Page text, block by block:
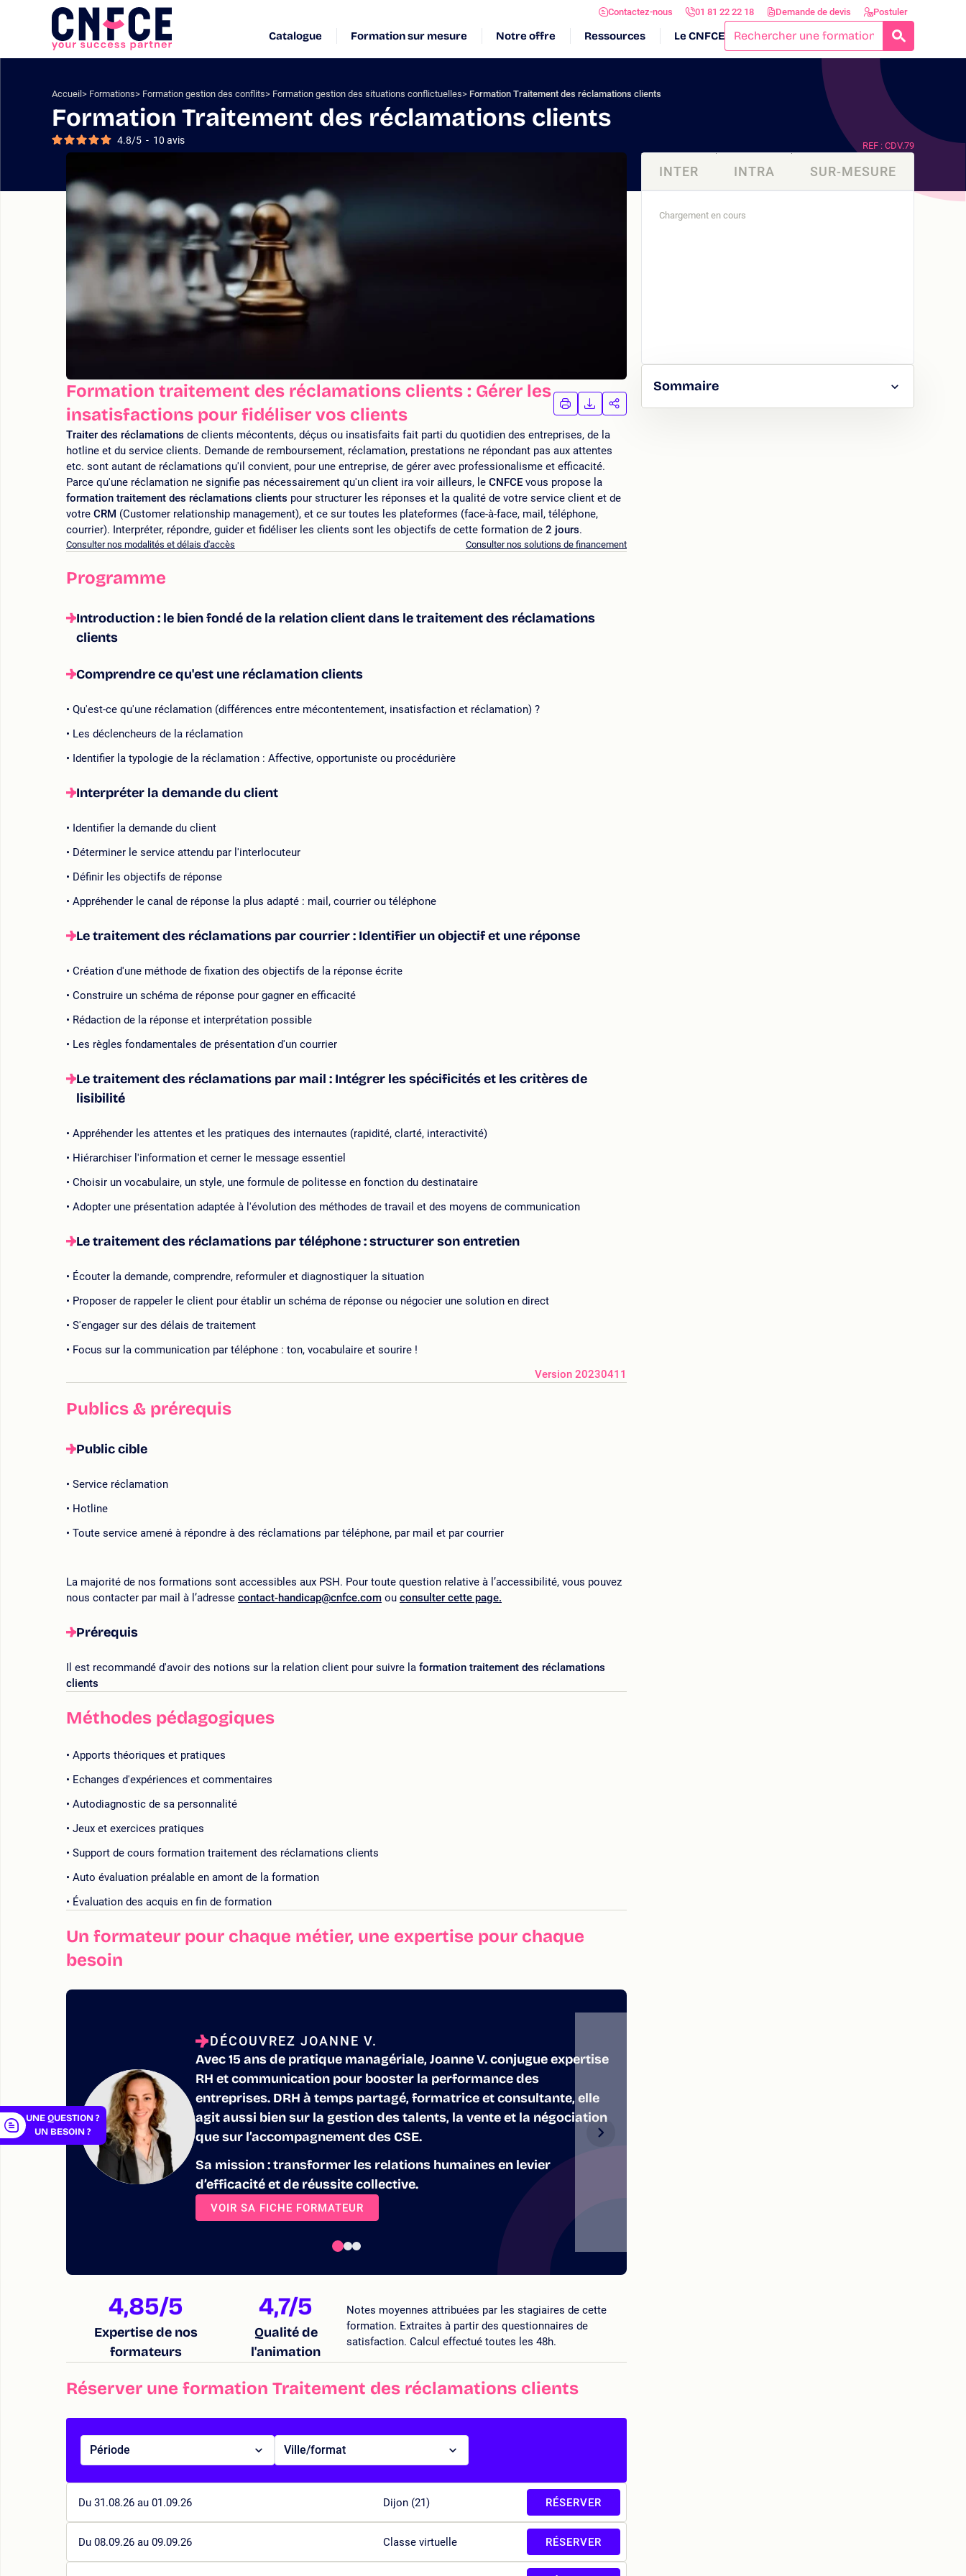
Aller
Logo
site
Contactez-nous 01 81 22 22 18 Demande de devis Postuler
Catalogue Formation sur mesure Notre offre Ressources Le CNFCE
Accueil Formations Formation gestion des conflits Formation gestion des situations conflictuelles Formation Traitement des réclamations clients
Formation Traitement des réclamations clients
4.8/5 - 10 avis
Formation traitement des réclamations clients : Gérer les
insatisfactions pour fidéliser vos clients
IMPRIMER
LA
FORMATION
TÉLÉCHARGER
LA
FORMATION
PARTAGER
Traiter des réclamations de clients mécontents, déçus ou insatisfaits fait parti du quotidien des entreprises, de la
hotline et du service clients. Demande de remboursement, réclamation, prestations ne répondant pas aux attentes
etc. sont autant de réclamations qu'il convient, pour une entreprise, de gérer avec professionalisme et efficacité.
Parce qu'une réclamation ne signifie pas nécessairement qu'un client ira voir ailleurs, le CNFCE vous propose la
formation traitement des réclamations clients pour structurer les réponses et la qualité de votre service client et de
votre CRM (Customer relationship management), et ce sur toutes les plateformes (face-à-face, mail, téléphone,
courrier). Interpréter, répondre, guider et fidéliser les clients sont les objectifs de cette formation de 2 jours.
Consulter nos modalités et délais d'accès Consulter nos solutions de financement
Programme
Introduction : le bien fondé de la relation client dans le traitement des réclamations
clients
Comprendre ce qu'est une réclamation clients
Qu'est-ce qu'une réclamation (différences entre mécontentement, insatisfaction et réclamation) ?
Les déclencheurs de la réclamation
Identifier la typologie de la réclamation : Affective, opportuniste ou procédurière
Interpréter la demande du client
Identifier la demande du client
Déterminer le service attendu par l'interlocuteur
Définir les objectifs de réponse
Appréhender le canal de réponse la plus adapté : mail, courrier ou téléphone
Le traitement des réclamations par courrier : Identifier un objectif et une réponse
Création d'une méthode de fixation des objectifs de la réponse écrite
Construire un schéma de réponse pour gagner en efficacité
Rédaction de la réponse et interprétation possible
Les règles fondamentales de présentation d'un courrier
Le traitement des réclamations par mail : Intégrer les spécificités et les critères de
lisibilité
Appréhender les attentes et les pratiques des internautes (rapidité, clarté, interactivité)
Hiérarchiser l'information et cerner le message essentiel
Choisir un vocabulaire, un style, une formule de politesse en fonction du destinataire
Adopter une présentation adaptée à l'évolution des méthodes de travail et des moyens de communication
Le traitement des réclamations par téléphone : structurer son entretien
Écouter la demande, comprendre, reformuler et diagnostiquer la situation
Proposer de rappeler le client pour établir un schéma de réponse ou négocier une solution en direct
S'engager sur des délais de traitement
Focus sur la communication par téléphone : ton, vocabulaire et sourire !
Version 20230411
Publics & prérequis
Public cible
Service réclamation
Hotline
Toute service amené à répondre à des réclamations par téléphone, par mail et par courrier
La majorité de nos formations sont accessibles aux PSH. Pour toute question relative à l’accessibilité, vous pouvez
nous contacter par mail à l’adresse contact-handicap@cnfce.com ou consulter cette page.
Prérequis
Il est recommandé d'avoir des notions sur la relation client pour suivre la formation traitement des réclamations
clients
Méthodes pédagogiques
Apports théoriques et pratiques
Echanges d'expériences et commentaires
Autodiagnostic de sa personnalité
Jeux et exercices pratiques
Support de cours formation traitement des réclamations clients
Auto évaluation préalable en amont de la formation
Évaluation des acquis en fin de formation
Un formateur pour chaque métier, une expertise pour chaque
besoin
DÉCOUVREZ JOANNE V.
Avec 15 ans de pratique managériale, Joanne V. conjugue expertise
RH et communication pour booster la performance des
entreprises. DRH à temps partagé, formatrice et consultante, elle
agit aussi bien sur la gestion des talents, la vente et la négociation
que sur l’accompagnement des CSE.
Sa mission : transformer les relations humaines en levier
d’efficacité et de réussite collective.
VOIR SA FICHE FORMATEUR
4,85/5
Expertise de nos
formateurs
4,7/5
Qualité de
l'animation
Notes moyennes attribuées par les stagiaires de cette
formation. Extraites à partir des questionnaires de
satisfaction. Calcul effectué toutes les 48h.
Réserver une formation Traitement des réclamations clients
Période Ville/format
Du 31.08.26 au 01.09.26 Dijon (21) RÉSERVER
Du 08.09.26 au 09.09.26 Classe virtuelle RÉSERVER
REF : CDV.79
INTER INTRA SUR-MESURE
Sommaire
UNE QUESTION ?
UN BESOIN ?